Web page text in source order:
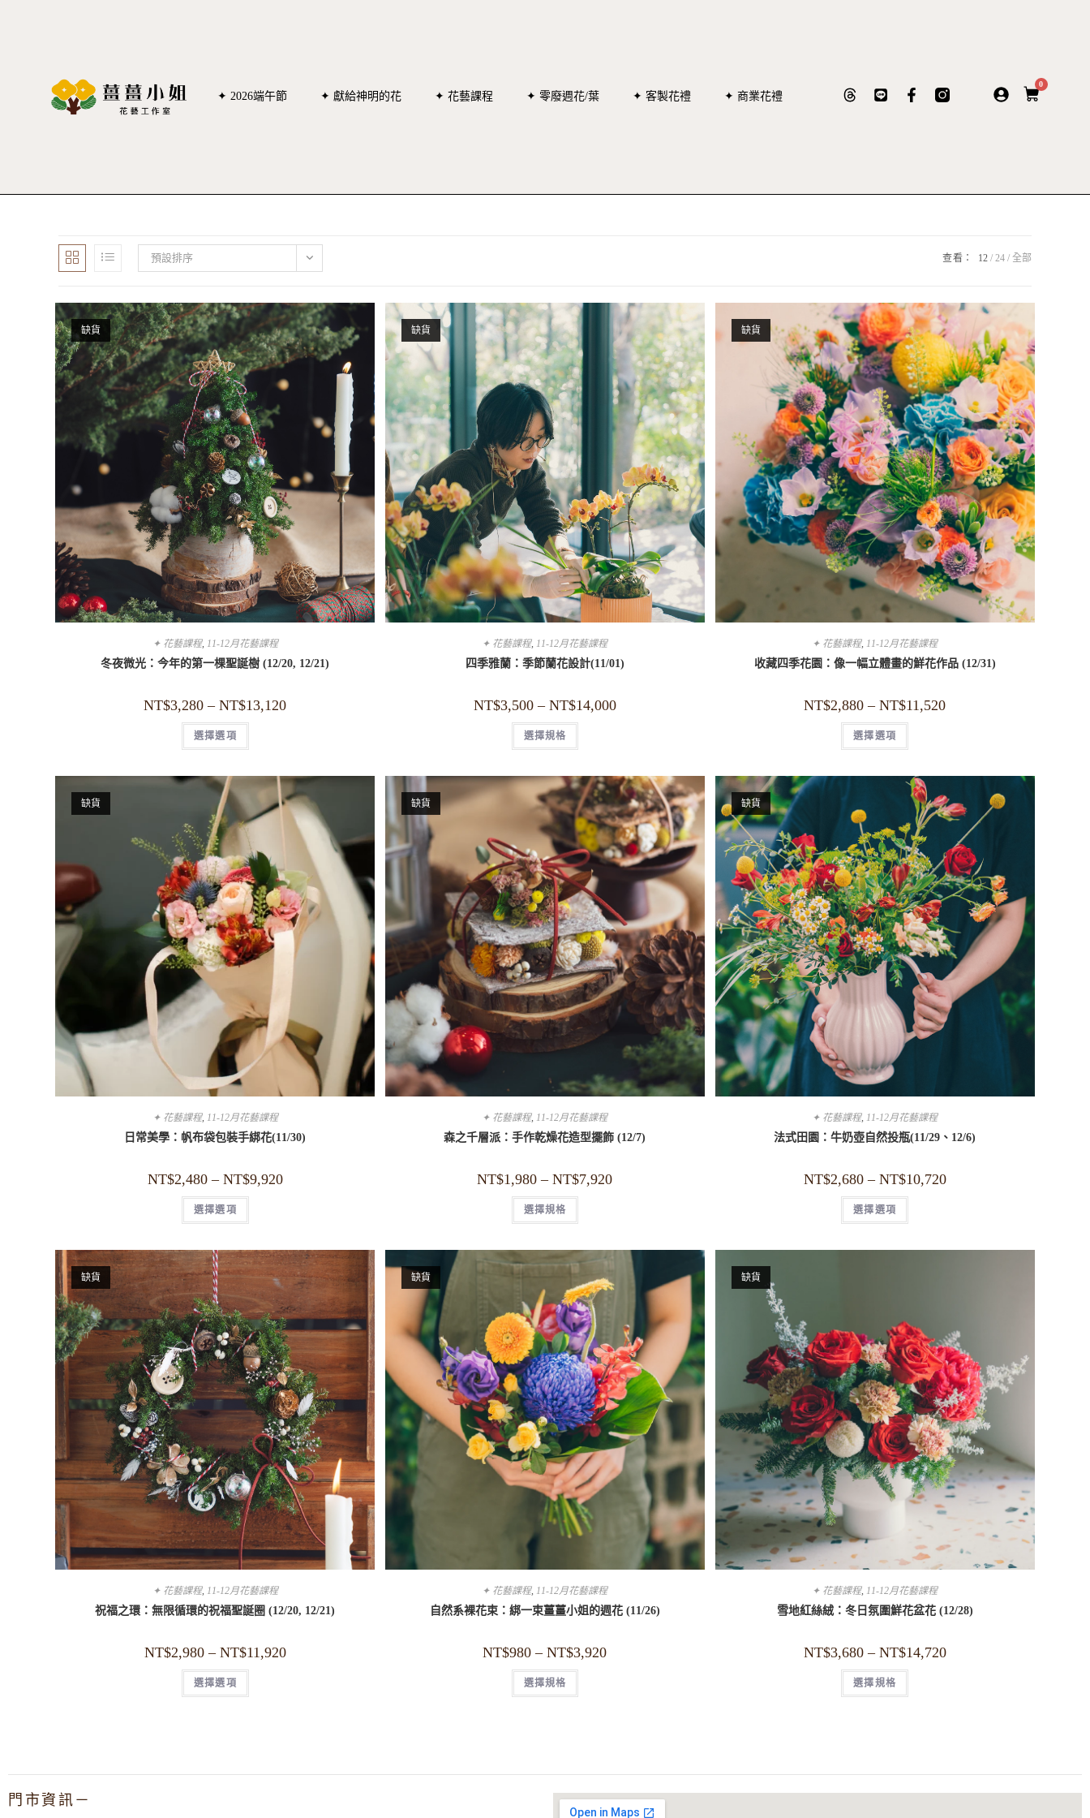
✦ 2026端午節 ✦ 獻給神明的花 ✦ 花藝課程 ✦ 零廢週花/葉 ✦ 客製花禮 ✦ 商業花禮
0
預設排序 查看： 12 24 全部
缺貨
✦ 花藝課程, 11-12月花藝課程
冬夜微光：今年的第一棵聖誕樹 (12/20, 12/21)
NT$3,280 – NT$13,120
選擇選項
缺貨
✦ 花藝課程, 11-12月花藝課程
四季雅蘭：季節蘭花設計(11/01)
NT$3,500 – NT$14,000
選擇規格
缺貨
✦ 花藝課程, 11-12月花藝課程
收藏四季花園：像一幅立體畫的鮮花作品 (12/31)
NT$2,880 – NT$11,520
選擇選項
缺貨
✦ 花藝課程, 11-12月花藝課程
日常美學：帆布袋包裝手綁花(11/30)
NT$2,480 – NT$9,920
選擇選項
缺貨
✦ 花藝課程, 11-12月花藝課程
森之千層派：手作乾燥花造型擺飾 (12/7)
NT$1,980 – NT$7,920
選擇規格
缺貨
✦ 花藝課程, 11-12月花藝課程
法式田園：牛奶壺自然投瓶(11/29、12/6)
NT$2,680 – NT$10,720
選擇選項
缺貨
✦ 花藝課程, 11-12月花藝課程
祝福之環：無限循環的祝福聖誕圈 (12/20, 12/21)
NT$2,980 – NT$11,920
選擇選項
缺貨
✦ 花藝課程, 11-12月花藝課程
自然系裸花束：綁一束薑薑小姐的週花 (11/26)
NT$980 – NT$3,920
選擇規格
缺貨
✦ 花藝課程, 11-12月花藝課程
雪地紅絲絨：冬日氛圍鮮花盆花 (12/28)
NT$3,680 – NT$14,720
選擇規格
門市資訊－